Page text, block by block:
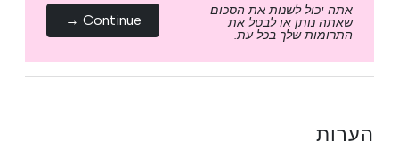
אתה יכול לשנות את הסכום
שאתה נותן או לבטל את
התרומות שלך בכל עת.
Continue →
הערות